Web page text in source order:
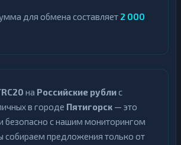
для обмена составляет 2 000
на Российские рублис
в городе Пятигорск — это
безопасно с нашим мониторингом
собираем предложения только от